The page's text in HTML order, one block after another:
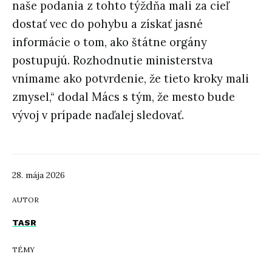
28. mája 2026
AUTOR
TASR
TÉMY
naše podania z tohto týždňa mali za cieľ
dostať vec do pohybu a získať jasné
informácie o tom, ako štátne orgány
postupujú. Rozhodnutie ministerstva
vnímame ako potvrdenie, že tieto kroky mali
zmysel,“ dodal Mács s tým, že mesto bude
vývoj v prípade naďalej sledovať.